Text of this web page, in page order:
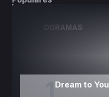
DORAMAS
Dream to You